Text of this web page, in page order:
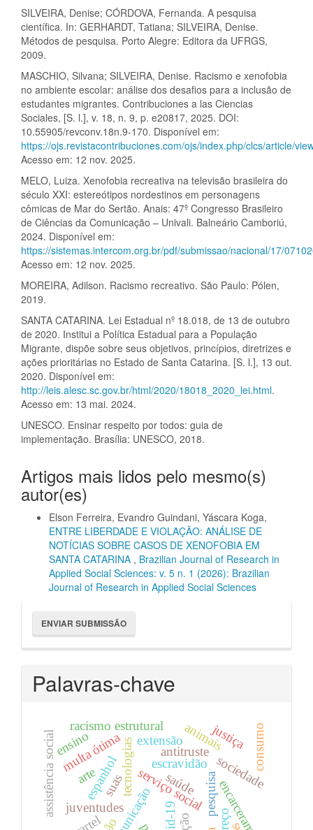
SILVEIRA, Denise; CÓRDOVA, Fernanda. A pesquisa
científica. In: GERHARDT, Tatiana; SILVEIRA, Denise.
Métodos de pesquisa. Porto Alegre: Editora da UFRGS,
2009.
MASCHIO, Silvana; SILVEIRA, Denise. Racismo e xenofobia
no ambiente escolar: análise dos desafios para a inclusão de
estudantes migrantes. Contribuciones a las Ciencias
Sociales, [S. l.], v. 18, n. 9, p. e20817, 2025. DOI:
10.55905/revconv.18n.9-170. Disponível em:
https://ojs.revistacontribuciones.com/ojs/index.php/clcs/article/
Acesso em: 12 nov. 2025.
MELO, Luiza. Xenofobia recreativa na televisão brasileira do
século XXI: estereótipos nordestinos em personagens
cômicas de Mar do Sertão. Anais: 47º Congresso Brasileiro
de Ciências da Comunicação – Univali. Balneário Camboriú,
2024. Disponível em:
https://sistemas.intercom.org.br/pdf/submissao/nacional/17/
Acesso em: 12 nov. 2025.
MOREIRA, Adilson. Racismo recreativo. São Paulo: Pólen,
2019.
SANTA CATARINA. Lei Estadual nº 18.018, de 13 de outubro
de 2020. Institui a Política Estadual para a População
Migrante, dispõe sobre seus objetivos, princípios, diretrizes e
ações prioritárias no Estado de Santa Catarina. [S. l.], 13 out.
2020. Disponível em:
http://leis.alesc.sc.gov.br/html/2020/18018_2020_lei.html.
Acesso em: 13 mai. 2024.
UNESCO. Ensinar respeito por todos: guia de
implementação. Brasília: UNESCO, 2018.
Artigos mais lidos pelo mesmo(s)
autor(es)
Elson Ferreira, Evandro Guindani, Yáscara Koga,
ENTRE LIBERDADE E VIOLAÇÃO: ANÁLISE DE
NOTÍCIAS SOBRE CASOS DE XENOFOBIA EM
SANTA CATARINA , Brazilian Journal of Research in
Applied Social Sciences: v. 5 n. 1 (2026): Brazilian
Journal of Research in Applied Social Sciences
Enviar
Submissão
ENVIAR SUBMISSÃO
Palavras-chave
pesquisa
serviço social
juventudes
tecnologias
espanhol escravidão
racismo estrutural
arte saúde
antitruste
multa ótima sociedade
consumo
animaisjustiça
ensino extensão
suas
assistência social